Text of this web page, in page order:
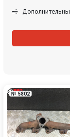
№ 5802